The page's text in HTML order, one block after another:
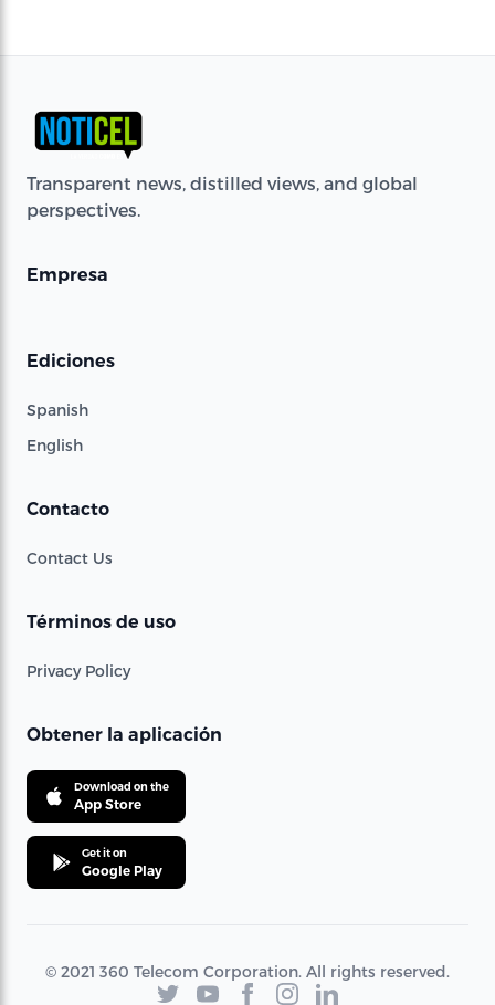
Transparent news, distilled views, and global
perspectives.
Empresa
Ediciones
Spanish
English
Contacto
Contact Us
Términos de uso
Privacy Policy
Obtener la aplicación
Download on the
App Store
Get it on
Google Play
© 2021 360 Telecom Corporation. All rights reserved.